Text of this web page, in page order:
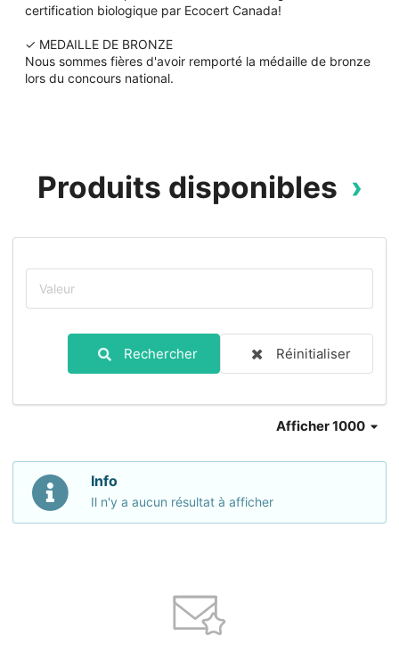
certification biologique par Ecocert Canada!
✓ MEDAILLE DE BRONZE
Nous sommes fières d'avoir remporté la médaille de bronze
lors du concours national.
Produits disponibles
Rechercher Réinitialiser
Afficher 1000
Info
Il n'y a aucun résultat à afficher